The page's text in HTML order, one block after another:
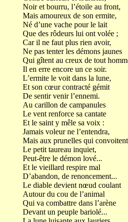
Noir et bourru, l’étoile au front,
Mais amoureux de son ermite,
Né d’une vache pour le lait
Que des rôdeurs lui ont volée ;
Car il ne faut plus rien avoir,
Ne pas tenter les démons jaunes
Qui gîtent au creux de tout
Il en erre encore un ce soir.
L’ermite le voit dans la lune,
Et son cœur contracté gémit
De sentir venir l’ennemi.
Au carillon de campanules
Le vent renforce sa cantate
Et le saint y mêle sa voix :
Jamais voleur ne l’entendra,
Mais aux prunelles qui convoitent
Le petit taureau inquiet,
Peut-être le démon lové...
Et le vieillard respire mal
D’abandon, de renoncement...
Le diable devient nœud coulant
Autour du cou de l’animal
Qui va combattre dans l’arène
Devant un peuple bariolé...